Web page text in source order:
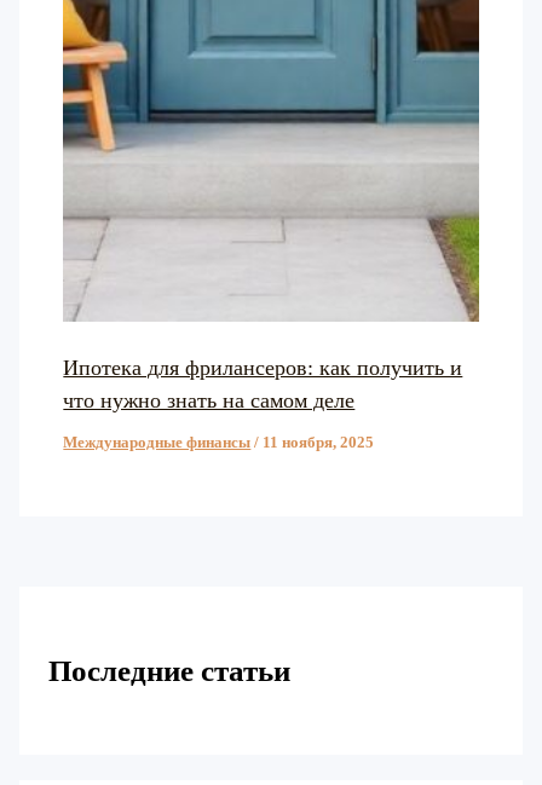
Ипотека для фрилансеров: как получить и
что нужно знать на самом деле
Международные финансы / 11 ноября, 2025
Последние статьи